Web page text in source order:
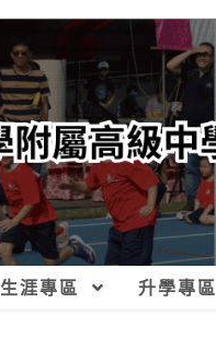
生涯專區 升學專區